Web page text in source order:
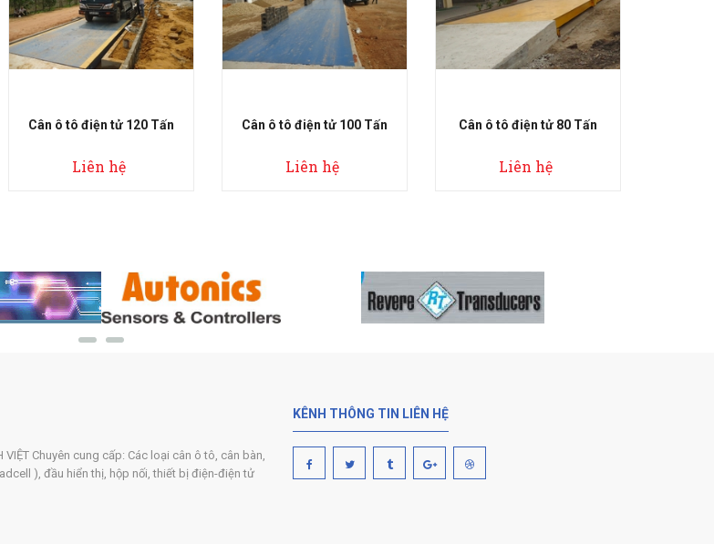
Cân ô tô điện tử 120 Tấn
Liên hệ
Cân ô tô điện tử 100 Tấn
Liên hệ
Cân ô tô điện tử 80 Tấn
Liên hệ
VIỆT Chuyên cung cấp: Các loại cân ô tô, cân bàn,
), đầu hiển thị, hộp nối, thiết bị điện-điện tử
KÊNH THÔNG TIN LIÊN HỆ